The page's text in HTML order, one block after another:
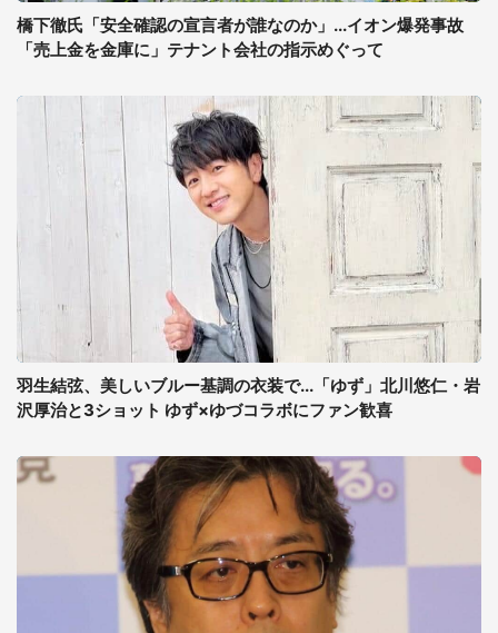
橋下徹氏「安全確認の宣言者が誰なのか」...イオン爆発事故
「売上金を金庫に」テナント会社の指示めぐって
羽生結弦、美しいブルー基調の衣装で...「ゆず」北川悠仁・岩
沢厚治と3ショット ゆず×ゆづコラボにファン歓喜